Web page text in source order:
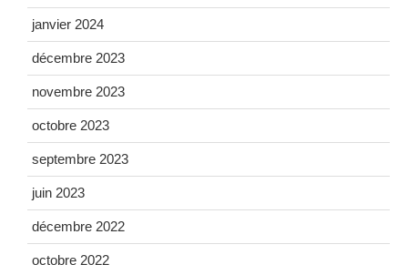
janvier 2024
décembre 2023
novembre 2023
octobre 2023
septembre 2023
juin 2023
décembre 2022
octobre 2022